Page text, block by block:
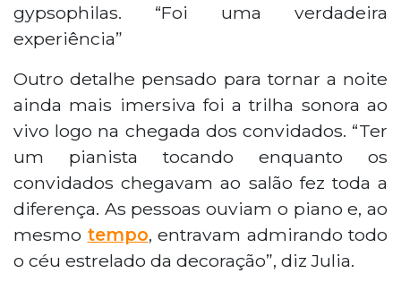
gypsophilas. “Foi uma verdadeira
experiência”
Outro detalhe pensado para tornar a noite
ainda mais imersiva foi a trilha sonora ao
vivo logo na chegada dos convidados. “Ter
um pianista tocando enquanto os
convidados chegavam ao salão fez toda a
diferença. As pessoas ouviam o piano e, ao
mesmo tempo, entravam admirando todo
o céu estrelado da decoração”, diz Julia.